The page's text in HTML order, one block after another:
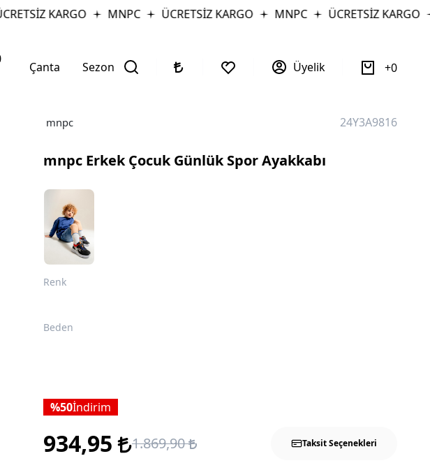
KARGO MNPC ÜCRETSİZ KARGO MNPC ÜCRETSİZ KARGO
Çanta Sezon Üyelik 0
mnpc 24Y3A9816
mnpc Erkek Çocuk Günlük Spor Ayakkabı
Renk
Beden
50İndirim
934,95 1.869,90 Taksit Seçenekleri